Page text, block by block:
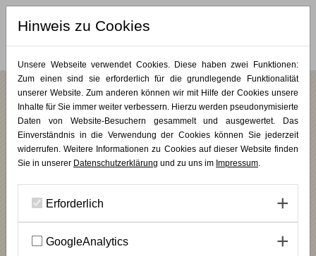
MERKLISTE (0)
Bildungsurlaub/Jahreskurse/Plastik & Skulptur/KUNST PUR/Jahres- und
Vertiefungskurse
Ein Jahr für die Kunst - Plastik und
Skulptur (Modul II)
Inspiration: Zeit und Bewegung in der Bildhauerei
INHALT
In diesem Jahreskurs erlernen Sie in drei aufeinander aufbauenden
Hinweis zu Cookies
Unsere Webseite verwendet Cookies. Diese haben zwei Funktionen:
Zum einen sind sie erforderlich für die grundlegende Funktionalität
unserer Website. Zum anderen können wir mit Hilfe der Cookies unsere
Inhalte für Sie immer weiter verbessern. Hierzu werden pseudonymisierte
Daten von Website-Besuchern gesammelt und ausgewertet. Das
Einverständnis in die Verwendung der Cookies können Sie jederzeit
widerrufen. Weitere Informationen zu Cookies auf dieser Website finden
Sie in unserer Datenschutzerklärung und zu uns im Impressum.
Erforderlich
GoogleAnalytics